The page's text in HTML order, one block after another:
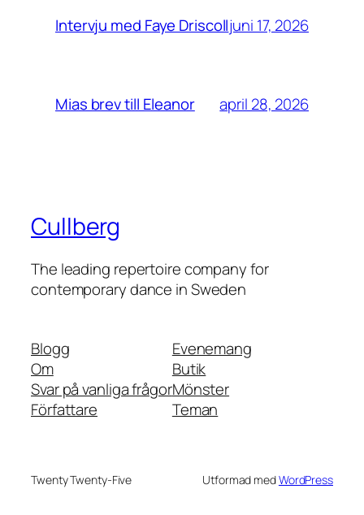
Intervju med Faye Driscolljuni 17, 2026
Mias brev till Eleanor april 28, 2026
Cullberg
The leading repertoire company for
contemporary dance in Sweden
Blogg
Om
Svar på vanliga frågor
Författare
Evenemang
Butik
Mönster
Teman
Twenty Twenty-Five Utformad medWordPress